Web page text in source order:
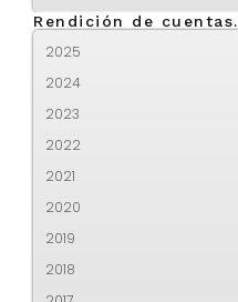
Rendición de cuentas.
2025
2024
2023
2022
2021
2020
2019
2018